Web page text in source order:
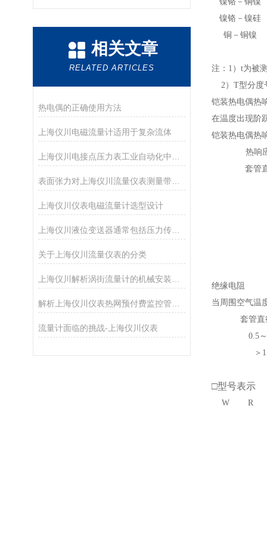
相关文章
RELATED ARTICLES
热电偶的正确使用方法
上海仪川电磁流量计适用于复杂流体
上海仪川仪表电磁流量计选型设计
上海仪川液位变送器通常包括压力传感器、信号调理电路和输出接口
关于上海仪川流量仪表的分类
流量计面临的挑战-上海仪川仪表
镍铬－镍硅
铜－铜镍
注：1）t为被
2）T型分度
铠装热电偶热
在温度出现阶
铠装热电偶热
热响
套管
绝缘电阻
当周围空气温
套管直
0.5
＞
□型号表示
W R